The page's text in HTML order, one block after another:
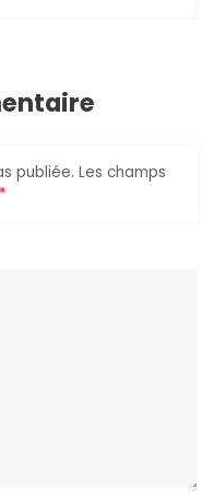
publiée. Les champs
*